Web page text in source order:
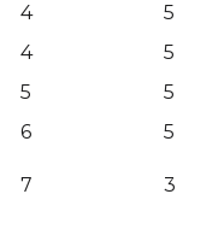
4
5
4
5
5
5
6
5
7 3